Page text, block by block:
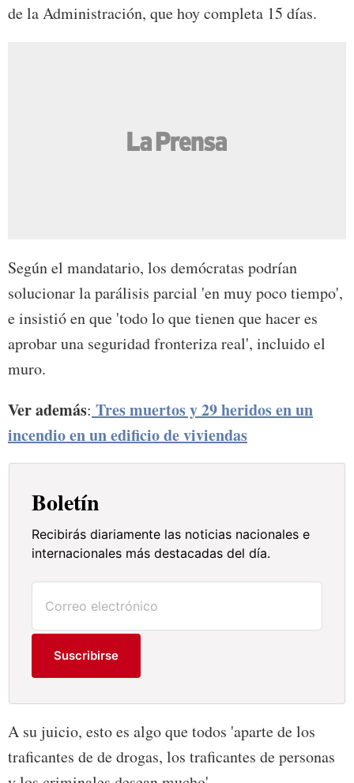
de la Administración, que hoy completa 15 días.
Según el mandatario, los demócratas podrían
solucionar la parálisis parcial 'en muy poco tiempo',
e insistió en que 'todo lo que tienen que hacer es
aprobar una seguridad fronteriza real', incluido el
muro.
Ver además: Tres muertos y 29 heridos en un
incendio en un edificio de viviendas
Boletín
Recibirás diariamente las noticias nacionales e
internacionales más destacadas del día.
Suscribirse
A su juicio, esto es algo que todos 'aparte de los
traficantes de de drogas, los traficantes de personas